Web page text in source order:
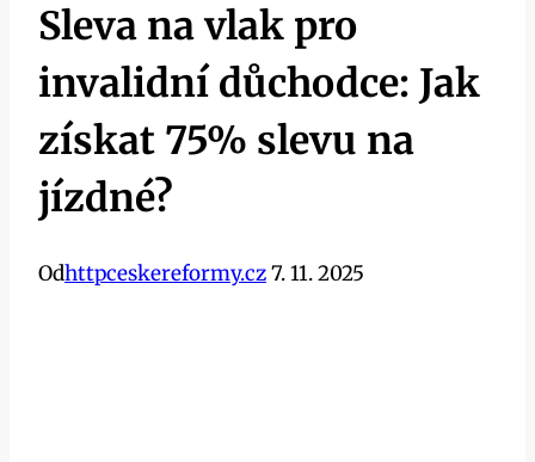
Sleva na vlak pro
invalidní důchodce: Jak
získat 75% slevu na
jízdné?
Odhttpceskereformy.cz7. 11. 2025